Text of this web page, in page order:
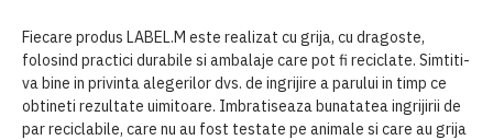
Fiecare produs LABEL.M este realizat cu grija, cu dragoste,
folosind practici durabile si ambalaje care pot fi reciclate. Simtiti-
va bine in privinta alegerilor dvs. de ingrijire a parului in timp ce
obtineti rezultate uimitoare. Imbratiseaza bunatatea ingrijirii de
par reciclabile, care nu au fost testate pe animale si care au grija